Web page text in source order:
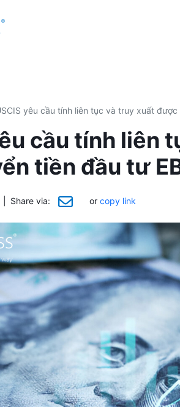
yêu cầu tính liên tục và truy xuất
cầu tính liên
tiền đầu tư
Share via: or copy link